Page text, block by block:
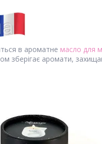
в ароматне масло для
аромати,